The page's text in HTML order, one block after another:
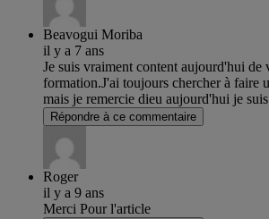
Beavogui Moriba
il y a 7 ans
Je suis vraiment content aujourd'hui de
formation.J'ai toujours chercher à faire
mais je remercie dieu aujourd'hui je
Répondre à ce commentaire
Roger
il y a 9 ans
Merci Pour l'article